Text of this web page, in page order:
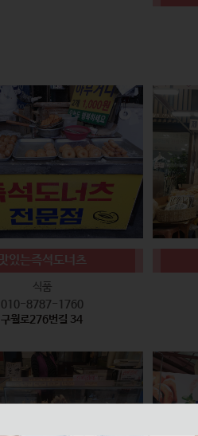
있는즉석도너츠
식품
010-8787-1760
구월로276번길 34